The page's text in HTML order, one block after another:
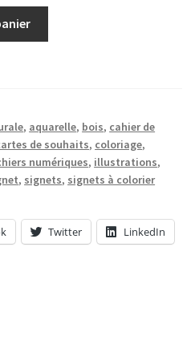
, aquarelle, bois, cahier de
de souhaits, coloriage,
numériques, illustrations,
, signets, signets à colorier
Twitter LinkedIn